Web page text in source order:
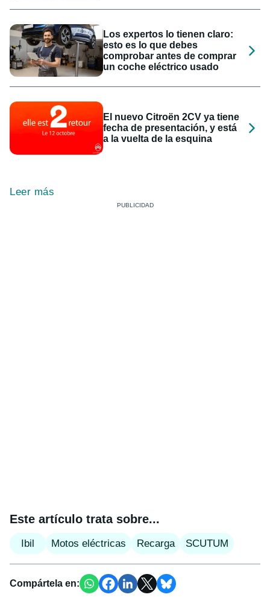
Los expertos lo tienen claro:
esto es lo que debes
comprobar antes de comprar
un coche eléctrico usado
El nuevo Citroën 2CV ya tiene
fecha de presentación, y está
a la vuelta de la esquina
Leer más
Este artículo trata sobre...
Ibil Motos eléctricas Recarga SCUTUM
Compártela en: